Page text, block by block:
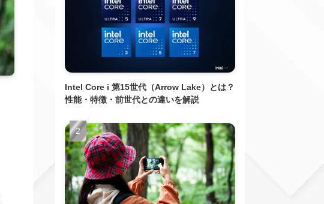
Intel Core i 第15世代（Arrow Lake）とは？
性能・特徴・前世代との違いを解説